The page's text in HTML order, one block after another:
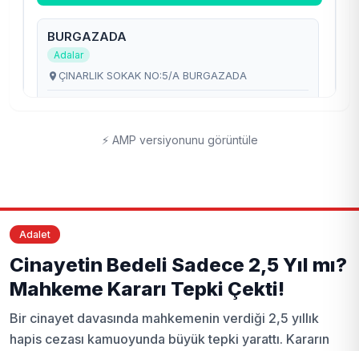
⚡ AMP versiyonunu görüntüle
Adalet
Cinayetin Bedeli Sadece 2,5 Yıl mı?
Mahkeme Kararı Tepki Çekti!
Bir cinayet davasında mahkemenin verdiği 2,5 yıllık
hapis cezası kamuoyunda büyük tepki yarattı. Kararın